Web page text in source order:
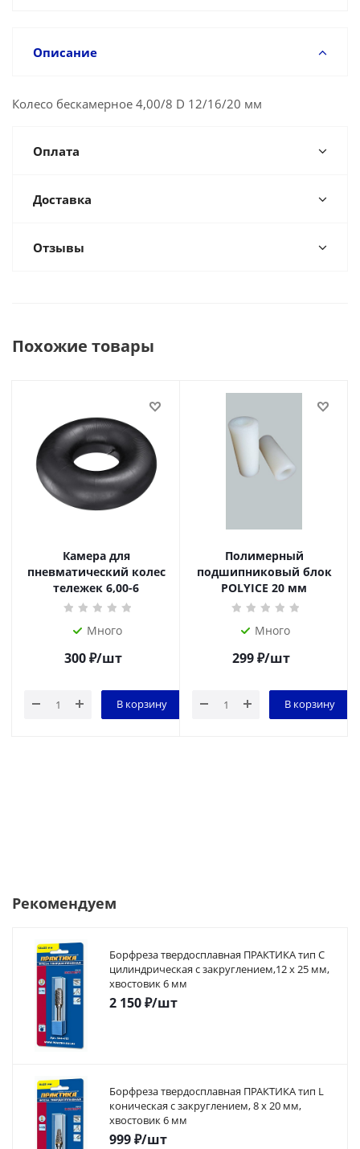
Описание
Колесо бескамерное 4,00/8 D 12/16/20 мм
Оплата
Доставка
Отзывы
Похожие товары
Камера для
пневматический колес
тележек 6,00-6
Много
300₽/шт
В корзину
Полимерный
подшипниковый блок
POLYICE 20 мм
Много
299₽/шт
В корзину
Рекомендуем
Борфреза твердосплавная ПРАКТИКА тип C
цилиндрическая с закруглением,12 х 25 мм,
хвостовик 6 мм
2 150₽/шт
Борфреза твердосплавная ПРАКТИКА тип L
коническая с закруглением, 8 х 20 мм,
хвостовик 6 мм
999₽/шт